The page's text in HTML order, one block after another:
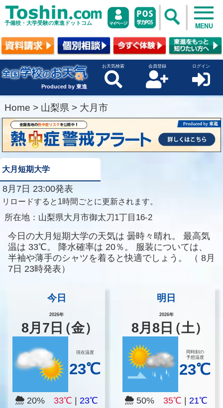
予備校・大学受験の東進ドットコム MENU
Produced by 東進
お天気検索 会員登録 ログイン
Home > 山梨県 > 大月市
大月短期大学
8月7日 23:00発表
リロードすると1時間ごとに更新されます。
所在地： 山梨県大月市御太刀1丁目16-2
今日の大月短期大学の天気は 曇時々晴れ。
最高気
温は 33℃。 降水確率は 20％。
服装については、
半袖や薄手のシャツを着ると快適でしょう。
（ 8月
7日 23時発表）
今日
2026年
8月 7 日（金）
現在温度
23℃
20% 33℃ 23℃
明日
2026年
8月8 日（土）
同時刻の
予想温度
23℃
50%35℃ |21℃